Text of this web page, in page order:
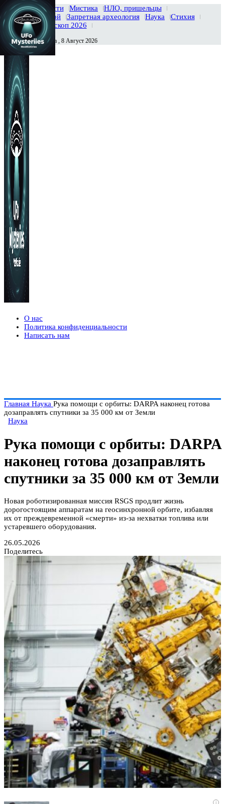
Главная Новости Мистика
НЛО, пришельцы
Тайны вселенной
Запретная археология Наука
Стихия
История
Гороскоп 2026
Сегодня Суббота , 8 Август 2026
О нас
Политика конфиденциальности
Написать нам
Главная Наука Рука помощи с орбиты: DARPA наконец готова
дозаправлять спутники за 35 000 км от Земли
Наука
Рука помощи с орбиты: DARPA
наконец готова дозаправлять
спутники за 35 000 км от Земли
Новая роботизированная миссия RSGS продлит жизнь
дорогостоящим аппаратам на геосинхронной орбите, избавляя
их от преждевременной «смерти» из-за нехватки топлива или
устаревшего оборудования.
26.05.2026
Поделитесь
i